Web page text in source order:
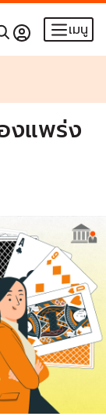
เมนู
งแพร่ง